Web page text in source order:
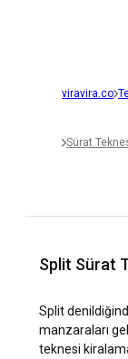
viravira.co
Sürat
Split Sürat
Split
manzaraları
teknesi